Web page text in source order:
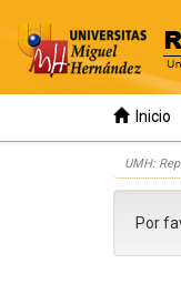
Inicio
UMH:
Por